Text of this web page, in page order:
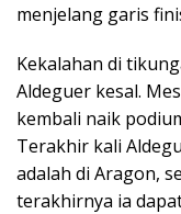
menjelang garis
Kekalahan di
Aldeguer kesal.
kembali naik
Terakhir kali
adalah di Aragon,
terakhirnya ia